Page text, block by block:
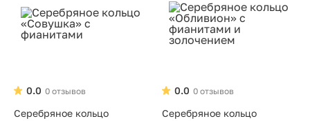
0 отзывов
0.0
Серебряное кольцо
0 отзывов
0.0
Серебряное кольцо